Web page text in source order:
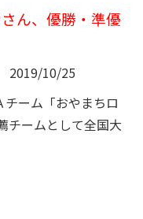
ん、優勝・準優
2019/10/25
ーム「おやまちロ
チームとして全国大